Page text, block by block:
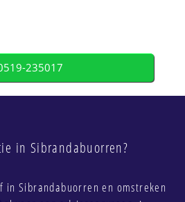
235017
in Sibrandabuorren?
Sibrandabuorren en omstreken